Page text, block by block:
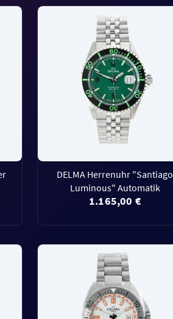
DELMA Herrenuhr "Santiago
Luminous" Automatik
1.165,00 €